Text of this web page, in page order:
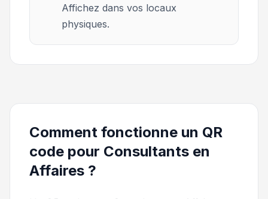
Affichez dans vos locaux
physiques.
Comment fonctionne un QR
code pour Consultants en
Affaires ?